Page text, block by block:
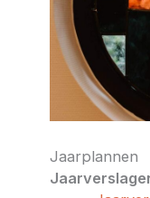
Jaarplannen